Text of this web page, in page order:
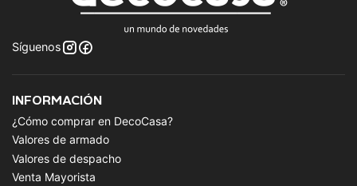
Síguenos
INFORMACIÓN
¿Cómo comprar en DecoCasa?
Valores de armado
Valores de despacho
Venta Mayorista